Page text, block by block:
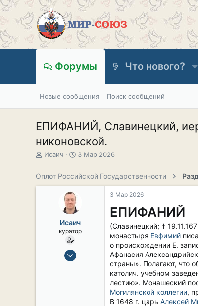
Форумы Что нового?
Новые сообщения Поиск сообщений
ЕПИФАНИЙ, Славинецкий,
никоновской.
А
о
Исаич
Д
а
л
а
3 Мар 2026
Оплот Российской Государственности
Исаич
куратор
15 Сен 2019
3 Мар 2026
ЕПИФАНИЙ
(Славинецкий; †
монастыря Евфимий
о происхождении Е.
Афанасия
страны». Полагают, что
католич. учебном
лестию». Монашеский
Могилянской коллегии,
В 1648 г. царь Алексей